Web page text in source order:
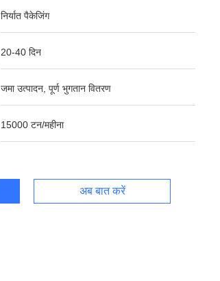
निर्यात पैकेजिंग
20-40 दिन
जमा उत्पादन, पूर्ण भुगतान वितरण
15000 टन/महीना
अब बात करें